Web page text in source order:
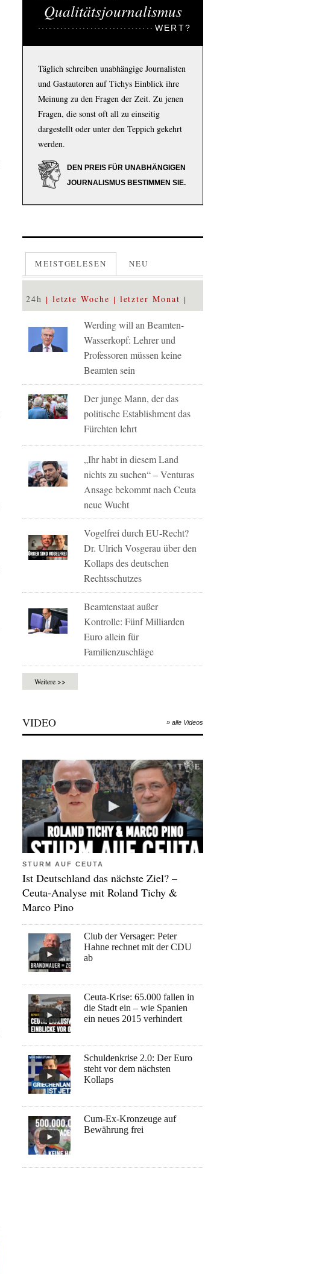
Qualitätsjournalismus
WERT?
Täglich schreiben unabhängige Journalisten
und Gastautoren auf Tichys Einblick ihre
Meinung zu den Fragen der Zeit. Zu jenen
Fragen, die sonst oft all zu einseitig
dargestellt oder unter den Teppich gekehrt
werden.
DEN PREIS FÜR UNABHÄNGIGEN
JOURNALISMUS BESTIMMEN SIE.
MEISTGELESEN NEU
24h letzte Woche letzter Monat
Werding will an Beamten-
Wasserkopf: Lehrer und
Professoren müssen keine
Beamten sein
Der junge Mann, der das
politische Establishment das
Fürchten lehrt
„Ihr habt in diesem Land
nichts zu suchen“ – Venturas
Ansage bekommt nach Ceuta
neue Wucht
Vogelfrei durch EU-Recht?
Dr. Ulrich Vosgerau über den
Kollaps des deutschen
Rechtsschutzes
Beamtenstaat außer
Kontrolle: Fünf Milliarden
Euro allein für
Familienzuschläge
Weitere >>
VIDEO » alle Videos
STURM AUF CEUTA
Ist Deutschland das nächste Ziel? –
Ceuta-Analyse mit Roland Tichy &
Marco Pino
Club der Versager: Peter
Hahne rechnet mit der CDU
ab
Ceuta-Krise: 65.000 fallen in
die Stadt ein – wie Spanien
ein neues 2015 verhindert
Schuldenkrise 2.0: Der Euro
steht vor dem nächsten
Kollaps
Cum-Ex-Kronzeuge auf
Bewährung frei